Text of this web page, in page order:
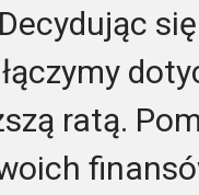
ratą.